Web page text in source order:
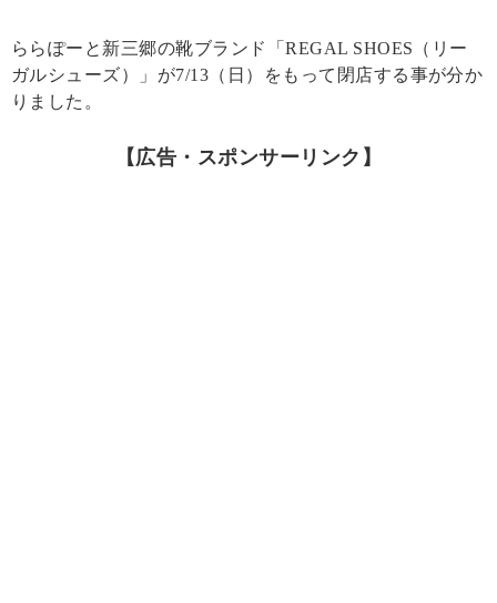
ららぽーと新三郷の靴ブランド「REGAL SHOES（リー
ガルシューズ）」が7/13（日）をもって閉店する事が分か
りました。
【広告・スポンサーリンク】